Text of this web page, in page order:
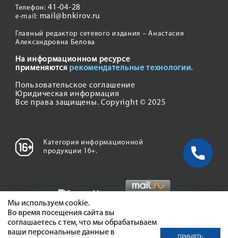
Телефон:41-04-28
e-mail: mail@bnkirov.ru
Главный редактор сетевого издания – Анастасия
Александровна Белова
На информационном ресурсе
применяются рекомендательные технологии.
Пользовательское соглашение
Юридическая информация
Все права защищены. Copyright © 2025
Категория информационной
продукции 16+.
Мы используем cookie.
Во время посещения сайта вы
соглашаетесь с тем, что мы обрабатываем
ваши персональные данные в